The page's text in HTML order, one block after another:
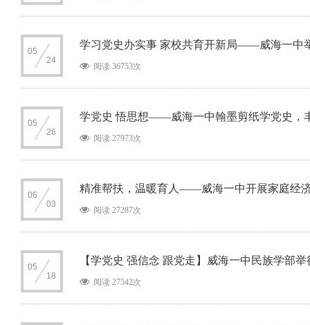
05
24
学习党史办实事 家校共育开新局——威海一中
阅读 36753次
05
26
学党史 悟思想——威海一中翰墨剪纸学党史，
阅读 27973次
06
03
精准帮扶，温暖育人——威海一中开展家庭经
阅读 27287次
05
18
【学党史 强信念 跟党走】威海一中民族学部
阅读 27542次